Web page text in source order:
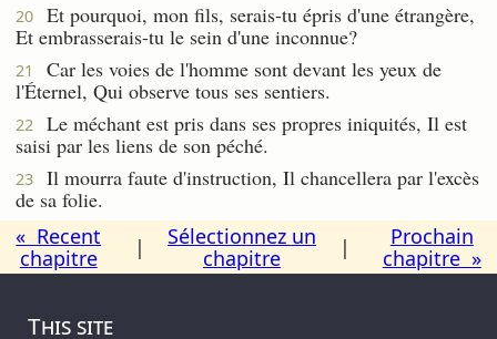
20
Et pourquoi, mon fils, serais-tu épris d'une étrangère,
Et embrasserais-tu le sein d'une inconnue?
21
Car les voies de l'homme sont devant les yeux de
l'Éternel, Qui observe tous ses sentiers.
22
Le méchant est pris dans ses propres iniquités, Il est
saisi par les liens de son péché.
23
Il mourra faute d'instruction, Il chancellera par l'excès
de sa folie.
« Recent
chapitre
|
Sélectionnez un
chapitre
|
Prochain
chapitre »
This site